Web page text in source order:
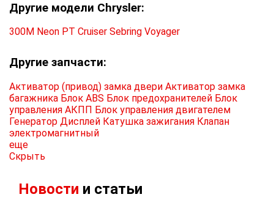
Другие модели Chrysler:
300M Neon PT Cruiser Sebring Voyager
Другие запчасти:
Активатор (привод) замка двери Активатор замка
багажника Блок ABS Блок предохранителей Блок
управления АКПП Блок управления двигателем
Генератор Дисплей Катушка зажигания Клапан
электромагнитный
еще
Скрыть
Новости и статьи